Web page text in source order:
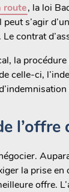
route, la loi
peut s’agir
contrat
la
celle-ci,
la prise en
offre.